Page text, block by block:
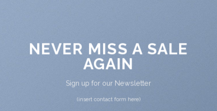
NEVER MISS A SALE
AGAIN
Sign up for our Newsletter
(insert contact form here)